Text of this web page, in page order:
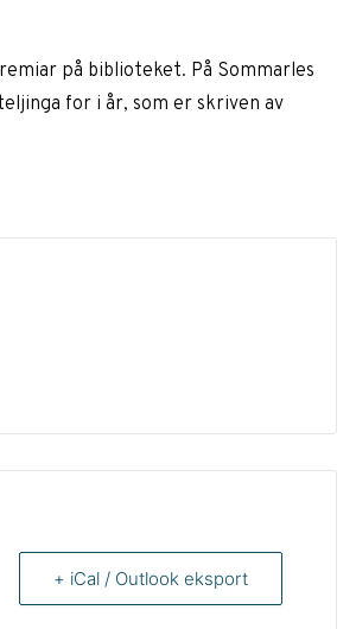
på biblioteket. På Sommarles
for i år, som er skriven av
+ iCal / Outlook eksport